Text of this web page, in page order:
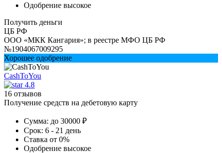
Одобрение высокое
Получить деньги
ЦБ РФ
ООО «МКК Кангария»; в реестре МФО ЦБ РФ
№1904067009295
Хорошее одобрение
CashToYou
4.8
16 отзывов
Получение средств на дебетовую карту
Сумма: до 30000 ₽
Срок: 6 - 21 день
Ставка от 0%
Одобрение высокое